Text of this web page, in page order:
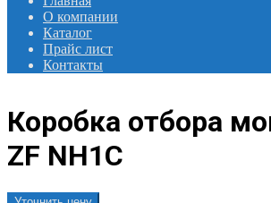
О компании
Каталог
Прайс лист
Контакты
Коробка отбора
ZF NH1C